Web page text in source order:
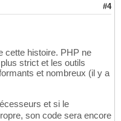
#4
cette histoire. PHP ne
strict et les outils
et nombreux (il y a
et si le
son code sera encore